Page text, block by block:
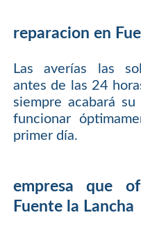
reparacion en
Las averías las
antes de las 24
siempre acabará
funcionar
primer día.
empresa que
Fuente la Lancha